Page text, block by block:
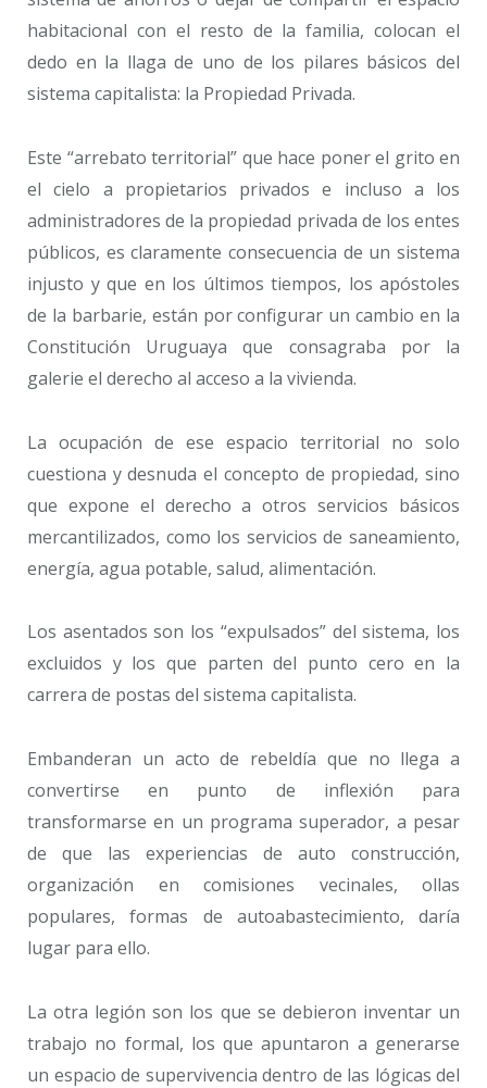
habitacional con el resto de la familia, colocan el
dedo en la llaga de uno de los pilares básicos del
sistema capitalista: la Propiedad Privada.
Este “arrebato territorial” que hace poner el grito en
el cielo a propietarios privados e incluso a los
administradores de la propiedad privada de los entes
públicos, es claramente consecuencia de un sistema
injusto y que en los últimos tiempos, los apóstoles
de la barbarie, están por configurar un cambio en la
Constitución Uruguaya que consagraba por la
galerie el derecho al acceso a la vivienda.
La ocupación de ese espacio territorial no solo
cuestiona y desnuda el concepto de propiedad, sino
que expone el derecho a otros servicios básicos
mercantilizados, como los servicios de saneamiento,
energía, agua potable, salud, alimentación.
Los asentados son los “expulsados” del sistema, los
excluidos y los que parten del punto cero en la
carrera de postas del sistema capitalista.
Embanderan un acto de rebeldía que no llega a
convertirse en punto de inflexión para
transformarse en un programa superador, a pesar
de que las experiencias de auto construcción,
organización en comisiones vecinales, ollas
populares, formas de autoabastecimiento, daría
lugar para ello.
La otra legión son los que se debieron inventar un
trabajo no formal, los que apuntaron a generarse
un espacio de supervivencia dentro de las lógicas del